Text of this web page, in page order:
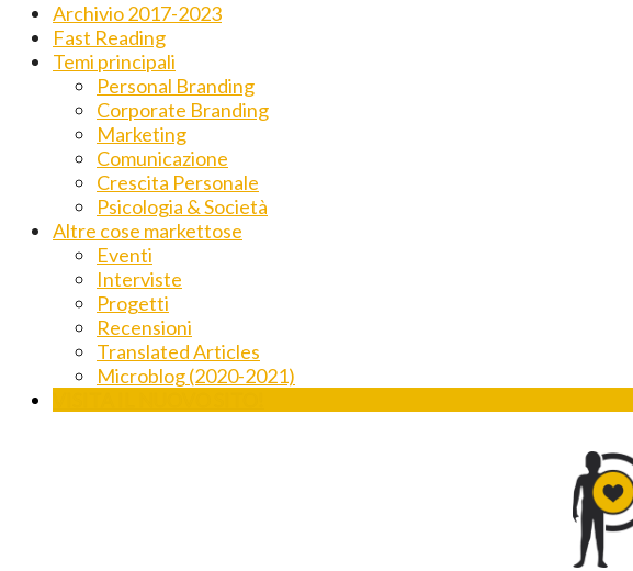
Archivio 2017-2023
Fast Reading
Temi principali
Personal Branding
Corporate Branding
Marketing
Comunicazione
Crescita Personale
Psicologia & Società
Altre cose markettose
Eventi
Interviste
Progetti
Recensioni
Translated Articles
Microblog (2020-2021)